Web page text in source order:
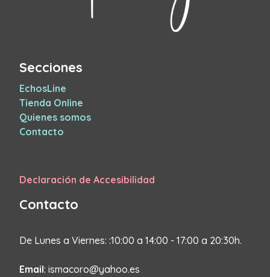
Secciones
EchosLine
Tienda Online
Quienes somos
Contacto
Declaración de Accesibilidad
Contacto
De Lunes a Viernes: :10:00 a 14:00 - 17:00 a 20:30h.
Email: ismacoro@yahoo.es